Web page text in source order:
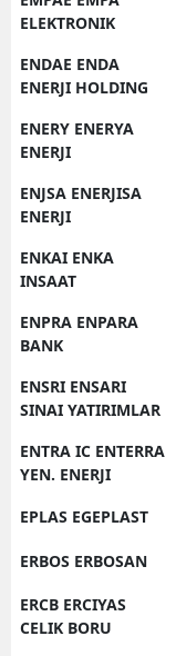
ELEKTRONIK
ENDAE ENDA
ENERJI HOLDING
ENERY ENERYA
ENERJI
ENJSA ENERJISA
ENERJI
ENKAI ENKA
INSAAT
ENPRA ENPARA
BANK
ENSRI ENSARI
SINAI YATIRIMLAR
ENTRA IC ENTERRA
YEN. ENERJI
EPLAS EGEPLAST
ERBOS ERBOSAN
ERCB ERCIYAS
CELIK BORU